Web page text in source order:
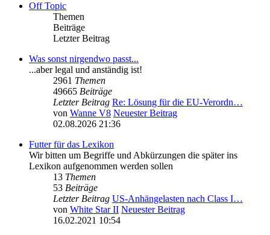
Off Topic
Themen
Beiträge
Letzter Beitrag
Was sonst nirgendwo passt...
...aber legal und anständig ist!
2961 Themen
49665 Beiträge
Letzter Beitrag Re: Lösung für die EU‑Verordn…
von Wanne V8 Neuester Beitrag
02.08.2026 21:36
Futter für das Lexikon
Wir bitten um Begriffe und Abkürzungen die später ins
Lexikon aufgenommen werden sollen
13 Themen
53 Beiträge
Letzter Beitrag US-Anhängelasten nach Class I…
von White Star II Neuester Beitrag
16.02.2021 10:54